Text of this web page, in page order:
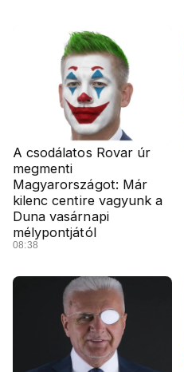
A csodálatos Rovar úr
megmenti
Magyarországot: Már
kilenc centire vagyunk a
Duna vasárnapi
mélypontjától
08:38